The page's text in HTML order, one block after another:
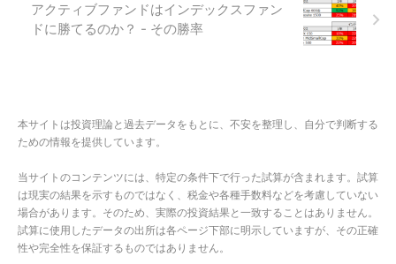
アクティブファンドはインデックスファン
ドに勝てるのか？ - その勝率
本サイトは投資理論と過去データをもとに、不安を整理し、自分で判断する
ための情報を提供しています。
当サイトのコンテンツには、特定の条件下で行った試算が含まれます。試算
は現実の結果を示すものではなく、税金や各種手数料などを考慮していない
場合があります。そのため、実際の投資結果と一致することはありません。
試算に使用したデータの出所は各ページ下部に明示していますが、その正確
性や完全性を保証するものではありません。